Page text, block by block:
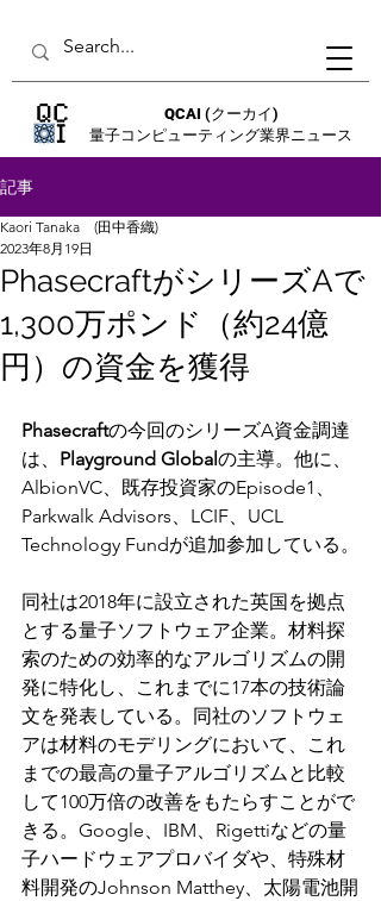
QCAI (クーカイ)
量子コンピューティング業界ニュース
記事
PhasecraftがシリーズAで
1,300万ポンド（約24億
円）の資金を獲得
Kaori Tanaka (田中香織)
2023年8月19日
Phasecraftの今回のシリーズA資金調達
は、 Playground Globalの主導。他に、
AlbionVC、既存投資家のEpisode1、
Parkwalk Advisors、LCIF、UCL
Technology Fundが追加参加している。
同社は2018年に設立された英国を拠点
とする量子ソフトウェア企業。材料探
索のための効率的なアルゴリズムの開
発に特化し、これまでに17本の技術論
文を発表している。同社のソフトウェ
アは材料のモデリングにおいて、これ
までの最高の量子アルゴリズムと比較
して100万倍の改善をもたらすことがで
きる。Google、IBM、Rigettiなどの量
子ハードウェアプロバイダや、特殊材
料開発のJohnson Matthey、太陽電池開